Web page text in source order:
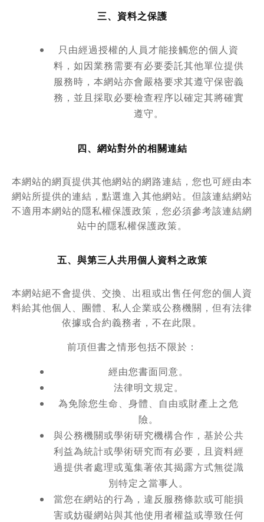
三、資料之保護
只由經過授權的人員才能接觸您的個人資
料，如因業務需要有必要委託其他單位提供
服務時，本網站亦會嚴格要求其遵守保密義
務，並且採取必要檢查程序以確定其將確實
遵守。
四、網站對外的相關連結
本網站的網頁提供其他網站的網路連結，您也可經由本
網站所提供的連結，點選進入其他網站。但該連結網站
不適用本網站的隱私權保護政策，您必須參考該連結網
站中的隱私權保護政策。
五、與第三人共用個人資料之政策
本網站絕不會提供、交換、出租或出售任何您的個人資
料給其他個人、團體、私人企業或公務機關，但有法律
依據或合約義務者，不在此限。
前項但書之情形包括不限於：
經由您書面同意。
法律明文規定。
為免除您生命、身體、自由或財產上之危
險。
與公務機關或學術研究機構合作，基於公共
利益為統計或學術研究而有必要，且資料經
過提供者處理或蒐集著依其揭露方式無從識
別特定之當事人。
當您在網站的行為，違反服務條款或可能損
害或妨礙網站與其他使用者權益或導致任何